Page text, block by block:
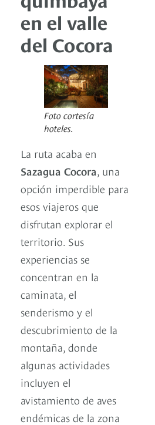
en el valle
del Cocora
Foto cortesía
hoteles.
La ruta acaba en
Sazagua Cocora, una
opción imperdible para
esos viajeros que
disfrutan explorar el
territorio. Sus
experiencias se
concentran en la
caminata, el
senderismo y el
descubrimiento de la
montaña, donde
algunas actividades
incluyen el
avistamiento de aves
endémicas de la zona